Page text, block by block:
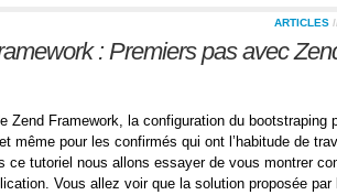
ARTICLES
: Premiers pas avec
Zend Framework, la configuration du bootstraping
même pour les confirmés qui ont l’habitude de
ce tutoriel nous allons essayer de vous montrer
Vous allez voir que la solution proposée par